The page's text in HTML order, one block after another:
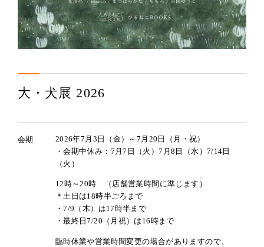
大・犬展 2026
会期
2026年7月3日（金）～7月20日（月・祝）
・会期中休み：7月7日（火）7月8日（水）7/14日
（火）
12時～20時 （店舗営業時間に準じます）
＊土日は18時半ごろまで
・7/9（木）は17時半まで
・最終日7/20（月祝）は16時まで
臨時休業や営業時間変更の場合がありますので、